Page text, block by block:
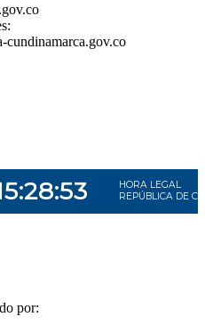
cundinamarca.gov.co
por: